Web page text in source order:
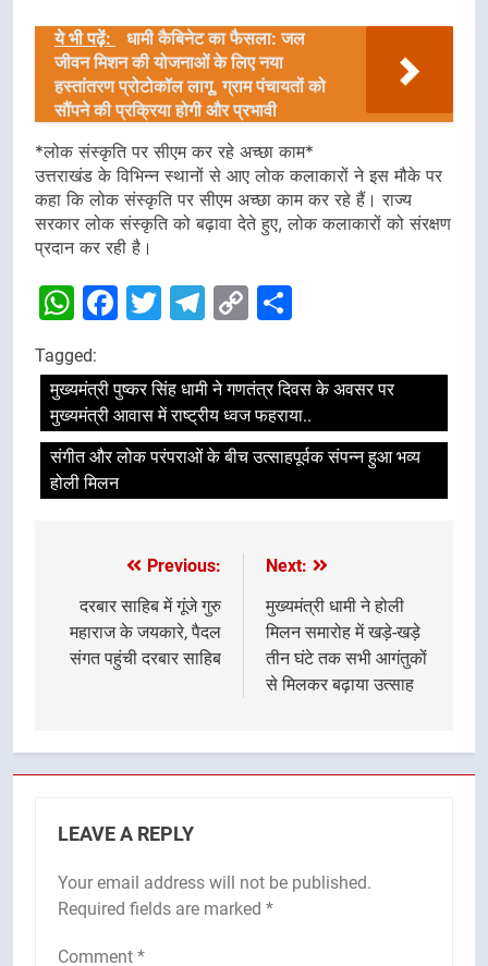
ये भी पढ़ें:
धामी कैबिनेट का फैसला: जल
जीवन मिशन की योजनाओं के लिए नया
हस्तांतरण प्रोटोकॉल लागू, ग्राम पंचायतों को
सौंपने की प्रक्रिया होगी और प्रभावी
*लोक संस्कृति पर सीएम कर रहे अच्छा काम*
उत्तराखंड के विभिन्न स्थानों से आए लोक कलाकारों ने इस मौके पर
कहा कि लोक संस्कृति पर सीएम अच्छा काम कर रहे हैं। राज्य
सरकार लोक संस्कृति को बढ़ावा देते हुए, लोक कलाकारों को संरक्षण
प्रदान कर रही है।
WhatsApp
Facebook
Twitter
Telegram
Copy
Tagged:
मुख्यमंत्री पुष्कर सिंह धामी ने गणतंत्र दिवस के अवसर पर
मुख्यमंत्री आवास में राष्ट्रीय ध्वज फहराया..
संगीत और लोक परंपराओं के बीच उत्साहपूर्वक संपन्न हुआ भव्य
होली मिलन
navigation
Previous:
दरबार साहिब में गूंजे गुरु
महाराज के जयकारे, पैदल
संगत पहुंची दरबार साहिब
Next:
मुख्यमंत्री धामी ने होली
मिलन समारोह में खड़े-खड़े
तीन घंटे तक सभी आगंतुकों
से मिलकर बढ़ाया उत्साह
LEAVE A REPLY
Your email address will not be published.
Required fields are marked *
Comment *